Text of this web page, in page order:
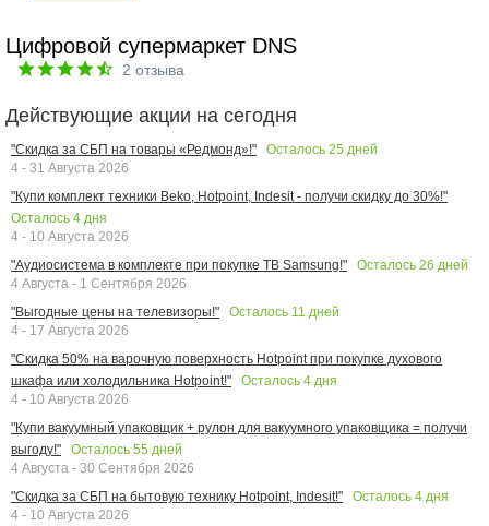
Цифровой супермаркет DNS
2 отзыва
Действующие акции на сегодня
"Скидка за СБП на товары «Редмонд»!" Осталось 25 дней
4 - 31 Августа 2026
"Купи комплект техники Beko, Hotpoint, Indesit - получи скидку до 30%!"
Осталось 4 дня
4 - 10 Августа 2026
"Аудиосистема в комплекте при покупке ТВ Samsung!"
Осталось 26 дней
4 Августа - 1 Сентября 2026
"Выгодные цены на телевизоры!"
Осталось 11 дней
4 - 17 Августа 2026
"Скидка 50% на варочную поверхность Hotpoint при покупке духового
шкафа или холодильника Hotpoint!"
Осталось 4 дня
4 - 10 Августа 2026
"Купи вакуумный упаковщик + рулон для вакуумного упаковщика = получи
выгоду!"
Осталось 55 дней
4 Августа - 30 Сентября 2026
"Скидка за СБП на бытовую технику Hotpoint, Indesit!"
Осталось 4 дня
4 - 10 Августа 2026